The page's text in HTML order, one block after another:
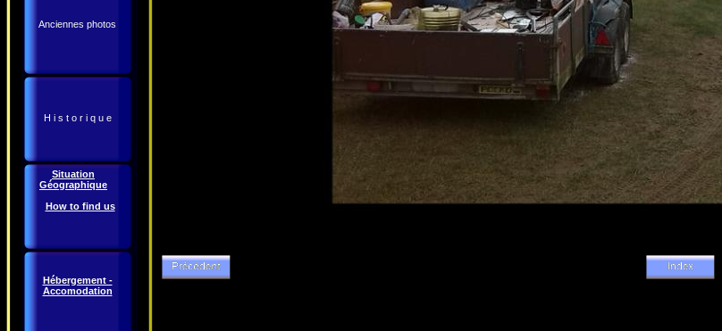
Anciennes photos
H i s t o r i q u e
Situation
Géographique
How to find us
Hébergement -
Accomodation